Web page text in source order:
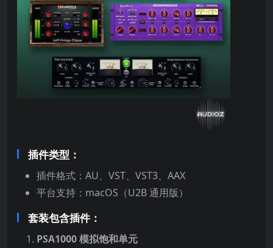
插件类型：
插件格式：AU、VST、VST3、AAX
平台支持：macOS（U2B 通用版）
套装包含插件：
PSA1000 模拟饱和单元